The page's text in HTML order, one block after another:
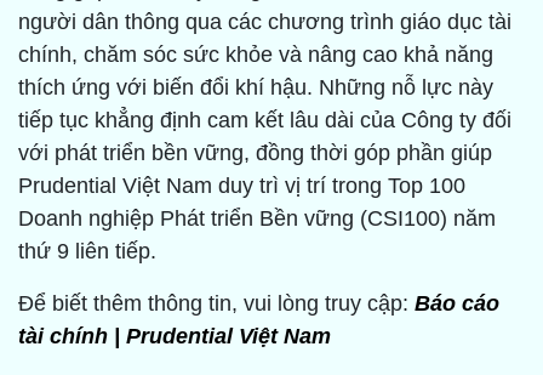
người dân thông qua các chương trình giáo dục tài
chính, chăm sóc sức khỏe và nâng cao khả năng
thích ứng với biến đổi khí hậu. Những nỗ lực này
tiếp tục khẳng định cam kết lâu dài của Công ty đối
với phát triển bền vững, đồng thời góp phần giúp
Prudential Việt Nam duy trì vị trí trong Top 100
Doanh nghiệp Phát triển Bền vững (CSI100) năm
thứ 9 liên tiếp.
Để biết thêm thông tin, vui lòng truy cập: Báo cáo
tài chính | Prudential Việt Nam